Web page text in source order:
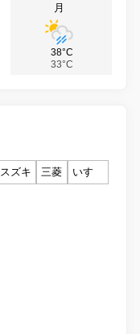
月
38°C
33°C
スズキ 三菱
いすゞ